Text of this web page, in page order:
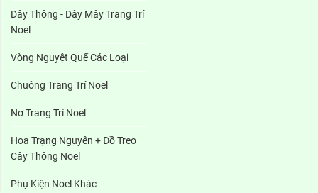
Dây Thông - Dây Mây Trang Trí
Noel
Vòng Nguyệt Quế Các Loại
Chuông Trang Trí Noel
Nơ Trang Trí Noel
Hoa Trạng Nguyên + Đồ Treo
Cây Thông Noel
Phụ Kiện Noel Khác